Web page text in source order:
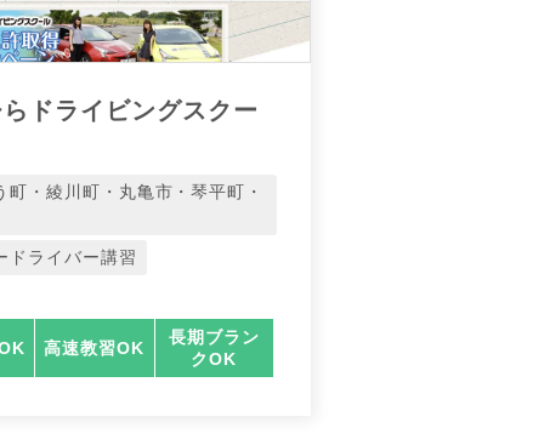
ドライビングスクー
町・綾川町・丸亀市・琴平町・
ドライバー講習
高速教習OK
長期ブラン
クOK